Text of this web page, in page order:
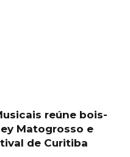
reúne bois-
Matogrosso e
de Curitiba